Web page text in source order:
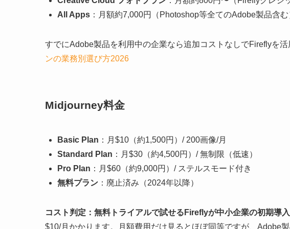
All Apps ：月額約7,000円（Photoshop等全てのAdobe製品含む
すでにAdobe製品を利用中の企業なら追加コストなしでFireflyを
ンの業務別選び方2026
Midjourney料金
Basic Plan ：月$10（約1,500円）/ 200画像/月
Standard Plan ：月$30（約4,500円）/ 無制限（低速）
Pro Plan ：月$60（約9,000円）/ ステルスモード付き
無料プラン ：廃止済み（2024年以降）
コスト判定：無料トライアルで試せるFireflyが中小企業の初期導入
$10/月かかります。月額費用だけ見るとほぼ同等ですが、Adobe